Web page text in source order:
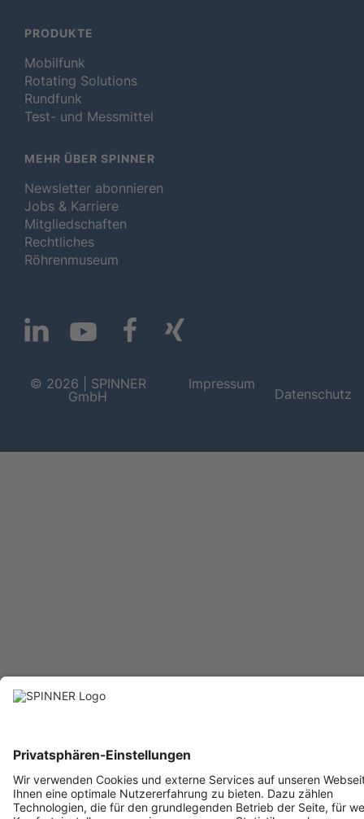
PRODUKTE
Mobilfunk
Rotating Solutions
Rundfunk
Test- und Messmittel
MEHR ÜBER SPINNER
Newsletter abonnieren
Jobs & Karriere
Mitgliedschaften
Rechtliches
Röhrenmuseum
© 2026 | SPINNER
GmbH
Impressum
Datenschutz